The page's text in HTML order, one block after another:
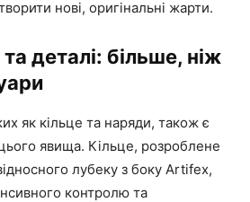
нові, оригінальні жарти.
деталі: більше, ніж
як кільце та наряди, також є
явища. Кільце, розроблене
лубеку з боку Artifex,
контролю та